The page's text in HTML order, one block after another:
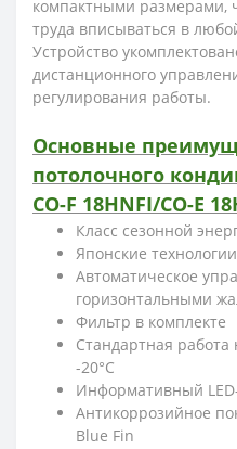
компактными размерами,
труда вписываться в
Устройство
дистанционного
регулирования работы.
Основные
потолочного
CO-F 18HNFI/CO-E
Класс сезонной
Японские технологии
Автоматическое
горизонтальными
Фильтр в комплекте
Стандартная
-20°С
Информативный
Антикоррозийное
Blue Fin